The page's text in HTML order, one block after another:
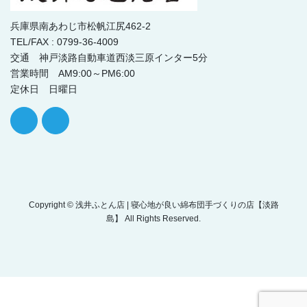
兵庫県南あわじ市松帆江尻462-2
TEL/FAX : 0799-36-4009
交通 神戸淡路自動車道西淡三原インター5分
営業時間 AM9:00～PM6:00
定休日 日曜日
Copyright © 浅井ふとん店 | 寝心地が良い綿布団手づくりの店【淡路
島】 All Rights Reserved.